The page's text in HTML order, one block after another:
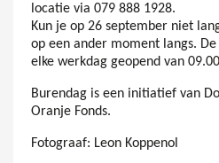
locatie via 079 888 1928.
Kun je op 26 september niet
op een ander moment langs.
elke werkdag geopend van
Burendag is een initiatief van
Oranje Fonds.
Fotograaf: Leon Koppenol